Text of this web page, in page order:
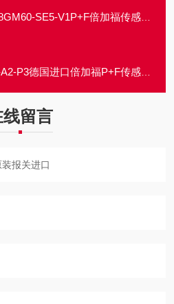
V1P+F倍加福传感器可防护等级IP67德国进口
德国进口倍加福P+F传感器有现货价格好
线留言